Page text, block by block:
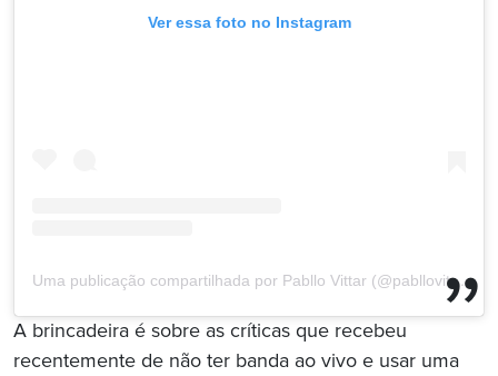
Ver essa foto no Instagram
Uma publicação compartilhada por Pabllo Vittar (@pabllovittar)
A brincadeira é sobre as críticas que recebeu
recentemente de não ter banda ao vivo e usar uma